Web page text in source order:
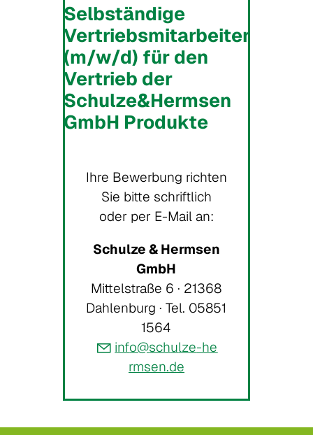
Selbständige
Vertriebsmitarbeiter
(m/w/d) für den
Vertrieb der
Schulze&Hermsen
GmbH Produkte
Ihre Bewerbung richten
Sie bitte schriftlich
oder per E-Mail an:
Schulze & Hermsen
GmbH
Mittelstraße 6 · 21368
Dahlenburg · Tel. 05851
1564
nf
sch lz -h
rms n d